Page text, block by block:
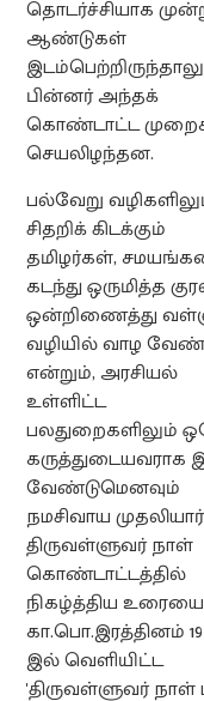
தொடர்ச்சியாக
ஆண்டுகள்
பின்னர் அந்தக்
கொண்டாட்ட
செயலிழந்தன.
பல்வேறு
சிதறிக் கிடக்கும்
தமிழர்கள்,
கடந்து ஒருமித்த
ஒன்றிணைத்து
வழியில் வாழ
என்றும், அரசியல்
உள்ளிட்ட
பலதுறைகளிலும்
கருத்துடையவராக
வேண்டுமெனவும்
நமசிவாய முதலியார்
திருவள்ளுவர் நாள்
கொண்டாட்டத்தில்
நிகழ்த்திய
கா.பொ.இரத்தினம்
இல் வெளியிட்ட
'திருவள்ளுவர் நாள்